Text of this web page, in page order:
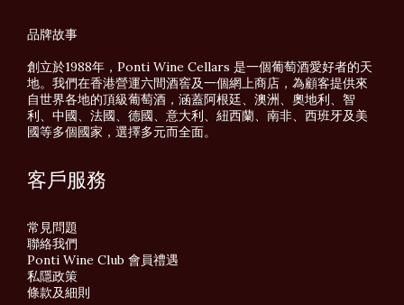
品牌故事
創立於1988年，Ponti Wine Cellars 是一個葡萄酒愛好者的天
地。我們在香港營運六間酒窖及一個網上商店，為顧客提供來
自世界各地的頂級葡萄酒，涵蓋阿根廷、澳洲、奧地利、智
利、中國、法國、德國、意大利、紐西蘭、南非、西班牙及美
國等多個國家，選擇多元而全面。
客戶服務
常見問題
聯絡我們
Ponti Wine Club 會員禮遇
私隱政策
條款及細則